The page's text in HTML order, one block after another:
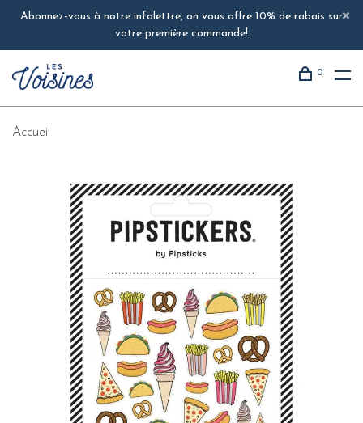
Abonnez-vous à notre infolettre, on vous offre 10% de rabais sur
votre première commande!
0
Accueil